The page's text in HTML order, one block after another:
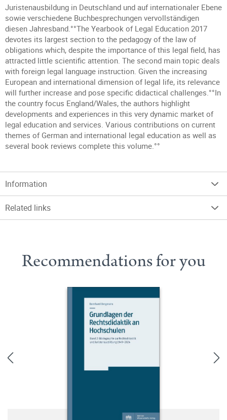
Juristenausbildung in Deutschland und auf internationaler Ebene
sowie verschiedene Buchbesprechungen vervollständigen
diesen Jahresband.°°The Yearbook of Legal Education 2017
devotes its largest section to the pedagogy of the law of
obligations which, despite the importance of this legal field, has
attracted little scientific attention. The second main topic deals
with foreign legal language instruction. Given the increasing
European and international dimension of legal life, its relevance
will further increase and pose specific didactical challenges.°°In
the country focus England/Wales, the authors highlight
developments and experiences in this very dynamic market of
legal education and services. Various contributions on current
themes of German and international legal education as well as
several book reviews complete this volume.°°
Information
Related links
Recommendations for you